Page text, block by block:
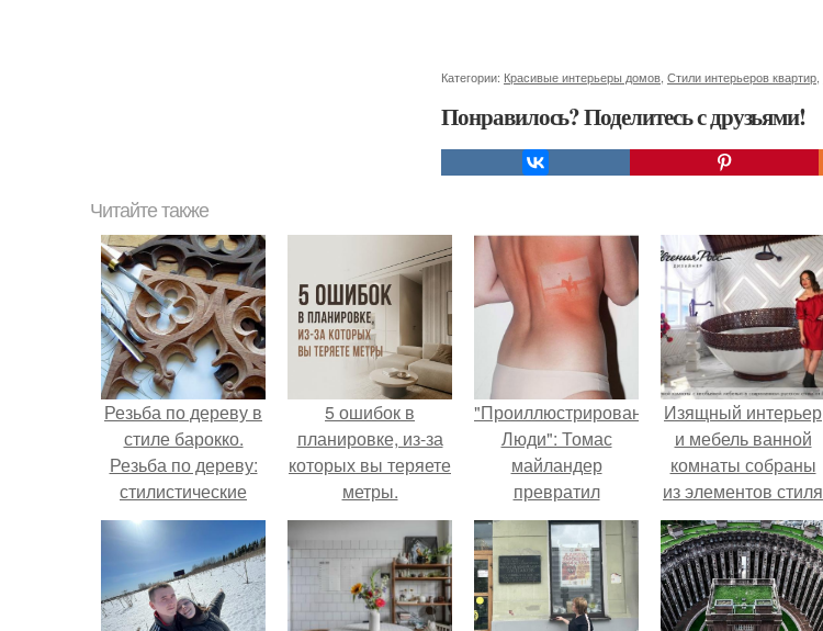
Категории: Красивые интерьеры домов Стили интерьеров квартир
Понравилось? Поделитесь с друзьями!
Читайте также
Резьба по дереву в
стиле барокко.
Резьба по дереву:
стилистические
направления и
характерные узоры.
5 ошибок в
планировке, из-за
которых вы теряете
метры.
"Проиллюстрированные
Люди": Томас
майландер
превратил
солнечные ожоги в
арт - объект.
Изящный интерьер
и мебель ванной
комнаты собраны
из элементов стиля
"Русское Узорочье"
Xvii век.